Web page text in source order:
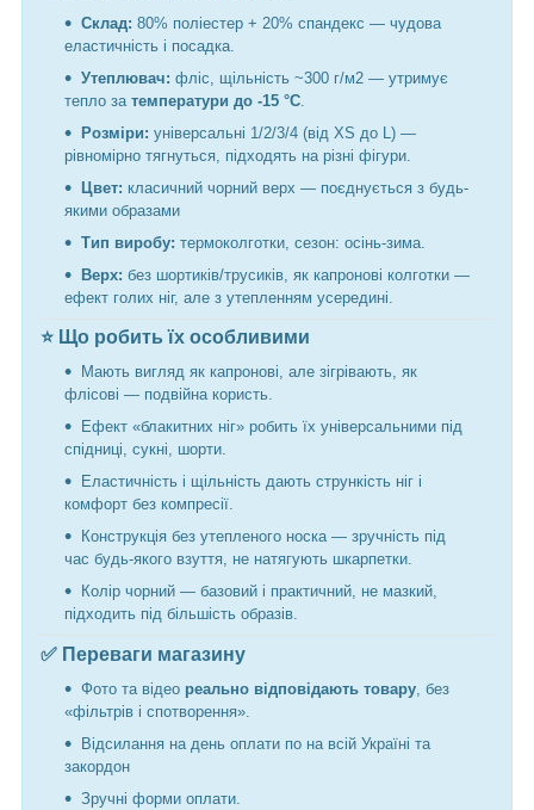
Склад: 80% поліестер + 20% спандекс — чудова
еластичність і посадка.
Утеплювач: фліс, щільність ~300 г/м2 — утримує
тепло за температури до -15 °C
Розміри: універсальні 1/2/3/4 (від XS до L) —
рівномірно тягнуться, підходять на різні фігури.
Цвет: класичний чорний верх — поєднується з будь-
якими образами
Тип виробу: термоколготки, сезон: осінь-зима.
Верх: без шортиків/трусиків, як капронові колготки —
ефект голих ніг, але з утепленням усередині.
⭐ Що робить їх особливими
Мають вигляд як капронові, але зігрівають, як
флісові — подвійна користь.
Ефект «блакитних ніг» робить їх універсальними під
спідниці, сукні, шорти.
Еластичність і щільність дають стрункість ніг і
комфорт без компресії.
Конструкція без утепленого носка — зручність під
час будь-якого взуття, не натягують шкарпетки.
Колір чорний — базовий і практичний, не мазкий,
підходить під більшість образів.
✅ Переваги магазину
Фото та відео реально відповідають товару , без
«фільтрів і спотворення».
Відсилання на день оплати по на всій Україні та
закордон
Зручні форми оплати.